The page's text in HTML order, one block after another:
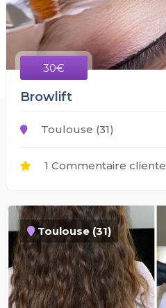
30€
Browlift
Toulouse (31)
1 Commentaire cliente
Toulouse (31)